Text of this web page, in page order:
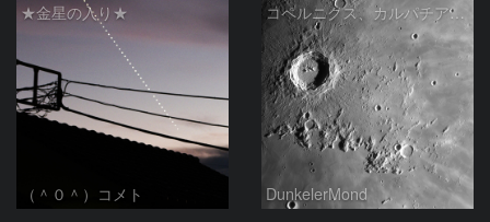
★金星の入り★
（＾０＾）コメト
コペルニクス、カルパチア山脈付近
DunkelerMond